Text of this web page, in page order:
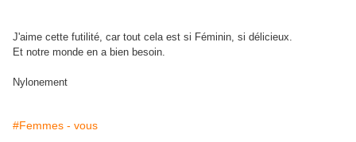
J'aime cette futilité, car tout cela est si Féminin, si délicieux.
Et notre monde en a bien besoin.
Nylonement
#Femmes - vous